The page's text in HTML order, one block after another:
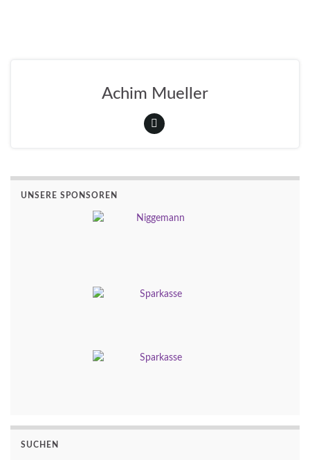
Achim Mueller
UNSERE SPONSOREN
SUCHEN